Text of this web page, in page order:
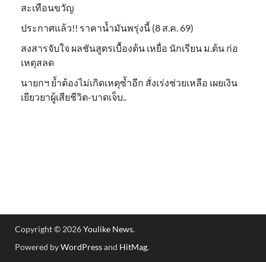
สะเทือนขวัญ
ประกาศแล้ว!! ราคาน้ำมันพรุ่งนี้ (8 ส.ค. 69)
สงสารจับใจ ผลชันสูตรเบื้องต้น เหยื่อ นักเรียน ม.ต้น ก่อ
เหตุสลด
นายกฯ ย้ำต้องไม่เกิดเหตุซ้ำอีก สั่งเร่งช่วยเหลือ เผยเงิน
เยียวยาผู้เสียชีวิต-บาดเจ็บ..
Copyright © 2026Youlike News.
Powered byWordPressand HitMag.